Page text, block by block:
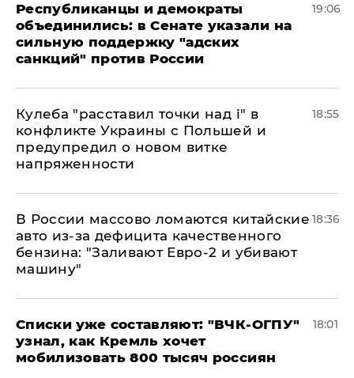
Республиканцы и демократы
объединились: в Сенате указали на
сильную поддержку "адских
санкций" против России
19:06
Кулеба "расставил точки над і" в
конфликте Украины с Польшей и
предупредил о новом витке
напряженности
18:55
В России массово ломаются китайские
авто из-за дефицита качественного
бензина: "Заливают Евро-2 и убивают
машину"
18:36
Списки уже составляют: "ВЧК-ОГПУ"
узнал, как Кремль хочет
мобилизовать 800 тысяч россиян
18:01